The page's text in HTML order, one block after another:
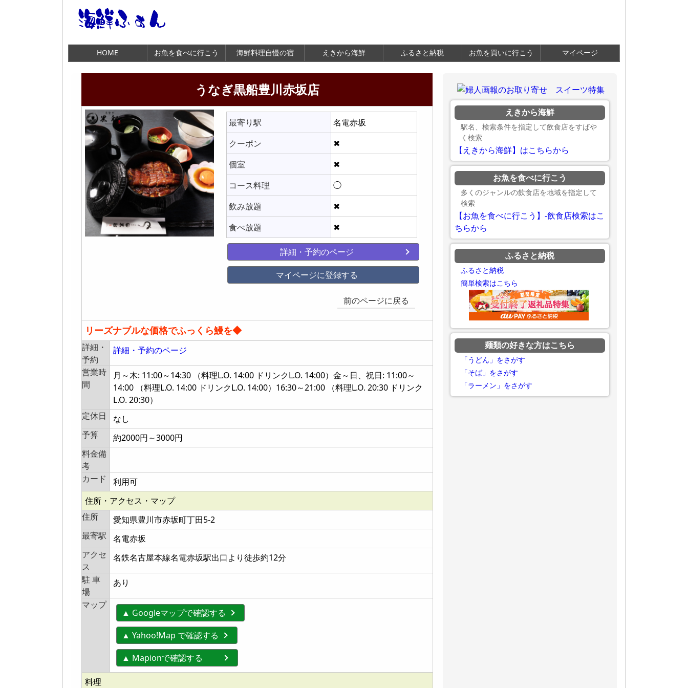
HOME お魚を食べに行こう 海鮮料理自慢の宿 えきから海鮮 ふるさと納税 お魚を買いに行こう マイページ
うなぎ黒船豊川赤坂店
最寄り駅
名電赤坂
クーポン
✖
個室
✖
コース料理
◯
飲み放題
✖
食べ放題
✖
詳細・予約のページ
マイページに登録する
前のページに戻る
リーズナブルな価格でふっくら鰻を◆
詳細・
予約
詳細・予約のページ
営業時
間
月～木: 11:00～14:30 （料理L.O. 14:00 ドリンクL.O. 14:00）金～日、祝日: 11:00～
14:00 （料理L.O. 14:00 ドリンクL.O. 14:00）16:30～21:00 （料理L.O. 20:30 ドリンク
L.O. 20:30）
定休日
なし
予算
約2000円～3000円
料金備
考
カード
利用可
住所・アクセス・マップ
住所
愛知県豊川市赤坂町丁田5-2
最寄駅
名電赤坂
アクセ
ス
名鉄名古屋本線名電赤坂駅出口より徒歩約12分
駐 車
場
あり
マップ
▲ Googleマップで確認する
▲ Yahoo!Map で確認する
▲ Mapionで確認する
料理
えきから海鮮
駅名、検索条件を指定して飲食店をすばや
く検索
【えきから海鮮】はこちらから
お魚を食べに行こう
多くのジャンルの飲食店を地域を指定して
検索
【お魚を食べに行こう】-飲食店検索はこ
ちらから
ふるさと納税
ふるさと納税
簡単検索はこちら
麺類の好きな方はこちら
「うどん」をさがす
「そば」をさがす
「ラーメン」をさがす